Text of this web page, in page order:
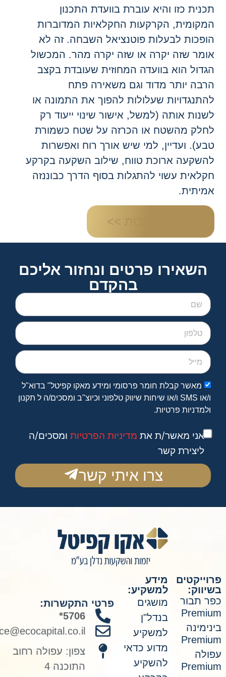
כזו והיא עוברת בוועדת התכנון
הקרקעות החקלאיות המדוברות
לבעלות פוטנציאל השבחה. זה לא
שזה יקרה או שזה יקרה מהר. המכשול
הוא בוועדה המחוזית שעובדת בקצב
יותר מדוד וגם משאירה פתח
שעלולות להפוך את התמונה או
אותה (למשל, אישור שינוי ייעוד רק
מהשטח או הכרזה על שטח כשמורת
ועדיין, למי שיש אורך רוח ואפשרות
ארוכת טווח, שילוב השקעה בקרקע
עשוי להתגלות בסוף הדרך כבוננזה
השאירו פרטים ונחזור אליכם
בהקדם
מאשר קבלת חומר פרסומי ומידע מאקו קפיטל" בדוא"ל
ו/או SMS ו/או שיחות שיווק טלפוני וכיוצ"ב ומסכים/ה ל תקנון
ולמדניות פרטיות.
אני מאשר/ת אתמדיניות הפרטיותומסכים/ה
ליצירת קשר
צרו איתי קשר
תבור
מידע
למשקיע:
מושגים
בנדל"ן
למשקיע
מדוע כדאי
להשקיע
פרטי התקשרות:
5706*
office@ecocapital.co.il
צפון: עפולה רחוב
התוכנה 4